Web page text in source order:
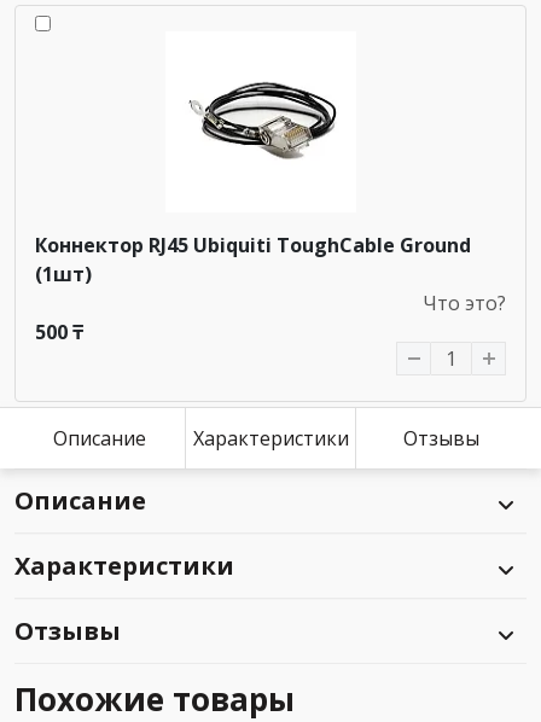
Коннектор RJ45 Ubiquiti ToughCable Ground
(1шт)
Что это?
500 ₸
Описание Характеристики Отзывы
Описание
Характеристики
Отзывы
Похожие товары